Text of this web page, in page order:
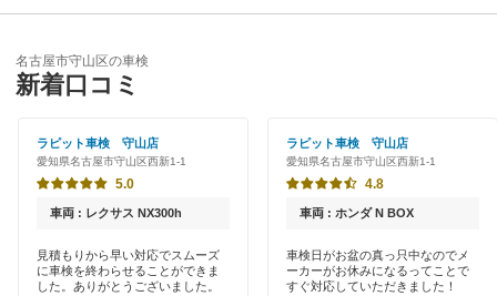
名古屋市昭和区
名古屋市千種区
名古屋市天白区
名古屋市中川区
名古屋市中区
名古屋市西区
新車初回割りあり
クレジットカードOK
土日祝OK
代車あり
アップル車検
オートバックス
出光リテール車検
キグナス車検
名古屋市守山区の車検
新着口コミ
ラピット車検 守山店
愛知県名古屋市守山区西新1-1
5.0
車両 : レクサス NX300h
見積もりから早い対応でスムーズ
に車検を終わらせることができま
した。ありがとうございました。
ラピット車検 守山店
愛知県名古屋市守山区西新1-1
4.8
車両 : ホンダ N BOX
車検日がお盆の真っ只中なのでメ
ーカーがお休みになるってことで
すぐ対応していただきました！